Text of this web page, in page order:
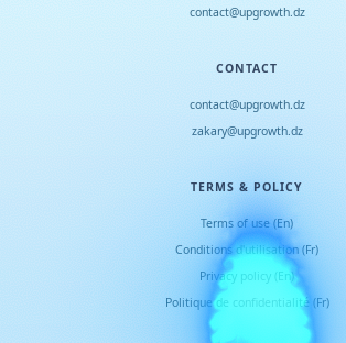
contact@upgrowth.dz
CONTACT
contact@upgrowth.dz
zakary@upgrowth.dz
TERMS & POLICY
Terms of use (En)
Conditions d'utilisation (Fr)
Privacy policy (En)
Politique de confidentialité (Fr)